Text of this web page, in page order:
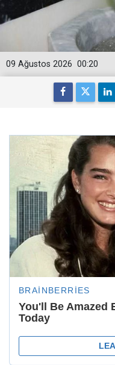
00:20
09 Ağustos 2026